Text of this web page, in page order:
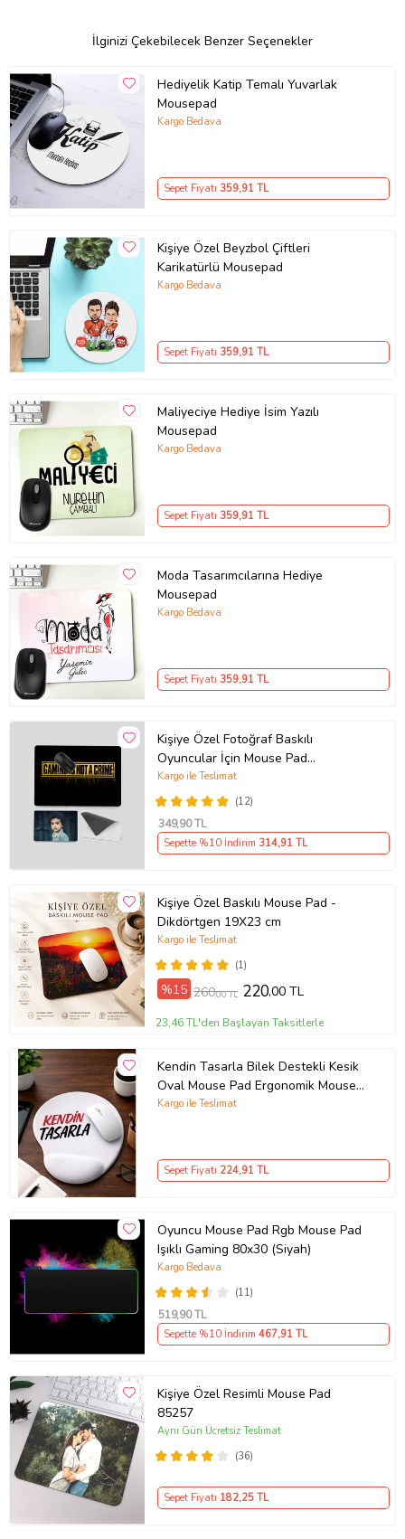
İlginizi Çekebilecek Benzer Seçenekler
Hediyelik Katip Temalı Yuvarlak
Mousepad
Kargo Bedava
Sepet Fiyatı 359,91 TL
Kişiye Özel Beyzbol Çiftleri
Karikatürlü Mousepad
Kargo Bedava
Sepet Fiyatı 359,91 TL
Maliyeciye Hediye İsim Yazılı
Mousepad
Kargo Bedava
Sepet Fiyatı 359,91 TL
Moda Tasarımcılarına Hediye
Mousepad
Kargo Bedava
Sepet Fiyatı 359,91 TL
Kişiye Özel Fotoğraf Baskılı
Oyuncular İçin Mouse Pad
(28x40cm)
(12)
Kargo ile Teslimat
349,90 TL
Sepette %10 İndirim 314,91 TL
Kişiye Özel Baskılı Mouse Pad -
Dikdörtgen 19X23 cm
(1)
Kargo ile Teslimat
%15 260,00 TL 220,00 TL
23,46 TL'den Başlayan Taksitlerle
Kendin Tasarla Bilek Destekli Kesik
Oval Mouse Pad Ergonomik Mouse
Altlığı
Kargo ile Teslimat
Sepet Fiyatı 224,91 TL
Oyuncu Mouse Pad Rgb Mouse Pad
Işıklı Gaming 80x30 (Siyah)
(11)
Kargo Bedava
519,90 TL
Sepette %10 İndirim 467,91 TL
Kişiye Özel Resimli Mouse Pad
85257
(36)
Aynı Gün Ücretsiz Teslimat
Sepet Fiyatı 182,25 TL